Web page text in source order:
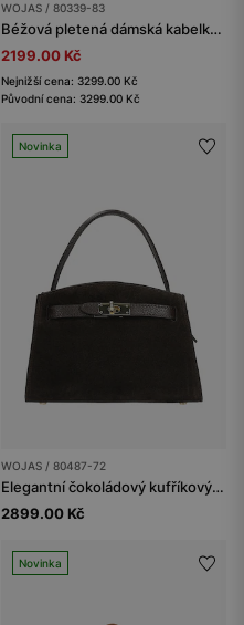
WOJAS / 80339-83
Béžová pletená dámská kabelka s koženými vložkami
2199.00 Kč
Nejnižší cena: 3299.00 Kč
Původní cena: 3299.00 Kč
Novinka
WOJAS / 80487-72
Elegantní čokoládový kufříkový kabelka
2899.00 Kč
Novinka